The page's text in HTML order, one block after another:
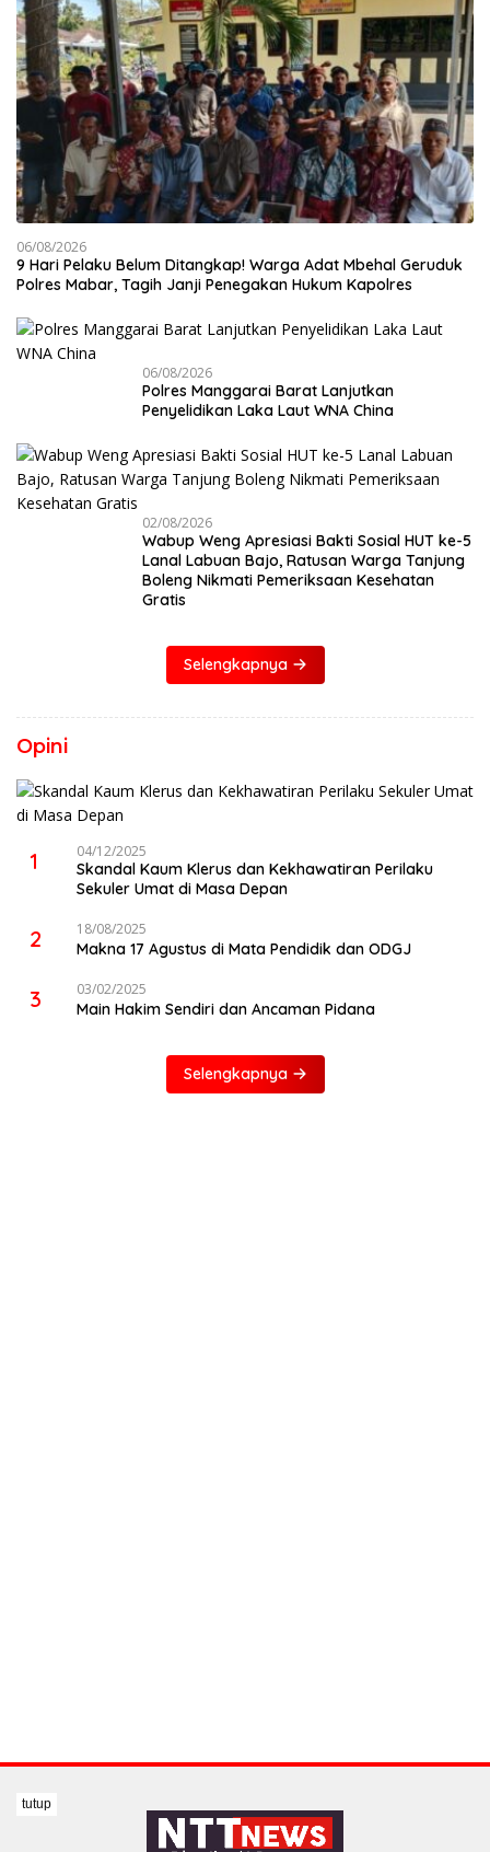
06/08/2026
9 Hari Pelaku Belum Ditangkap! Warga Adat Mbehal Geruduk
Polres Mabar, Tagih Janji Penegakan Hukum Kapolres
06/08/2026
Polres Manggarai Barat Lanjutkan
Penyelidikan Laka Laut WNA China
02/08/2026
Wabup Weng Apresiasi Bakti Sosial HUT ke-5
Lanal Labuan Bajo, Ratusan Warga Tanjung
Boleng Nikmati Pemeriksaan Kesehatan
Gratis
Selengkapnya
Opini
1 04/12/2025
Skandal Kaum Klerus dan Kekhawatiran Perilaku
Sekuler Umat di Masa Depan
2 18/08/2025
Makna 17 Agustus di Mata Pendidik dan ODGJ
3 03/02/2025
Main Hakim Sendiri dan Ancaman Pidana
Selengkapnya
tutup